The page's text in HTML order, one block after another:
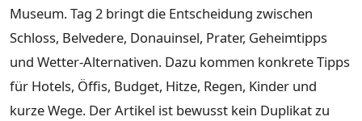
Museum. Tag 2 bringt die Entscheidung zwischen
Schloss, Belvedere, Donauinsel, Prater, Geheimtipps
und Wetter-Alternativen. Dazu kommen konkrete Tipps
für Hotels, Öffis, Budget, Hitze, Regen, Kinder und
kurze Wege. Der Artikel ist bewusst kein Duplikat zu